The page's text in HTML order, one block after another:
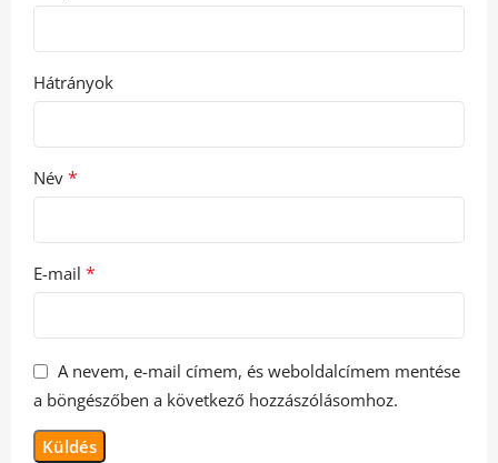
Hátrányok
Név *
E-mail *
A nevem, e-mail címem, és weboldalcímem mentése
a böngészőben a következő hozzászólásomhoz.